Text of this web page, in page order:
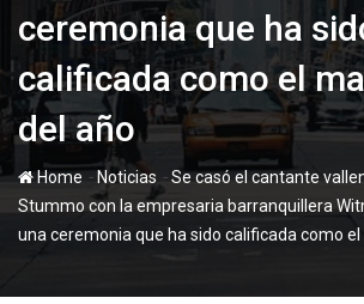
ceremonia que ha
calificada como el
del año
Home-Noticias -Se casó el cantante
Stummo con la empresaria barranquillera
una ceremonia que ha sido calificada como